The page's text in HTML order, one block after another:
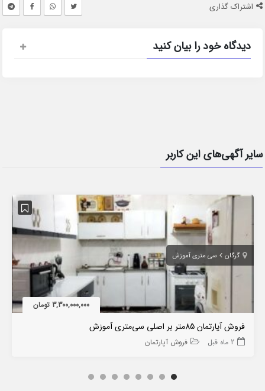
اشتراک گذاری
دیدگاه خود را بیان کنید
سایر آگهی‌های این کاربر
گرگان سی متری آموزش
3,300,000,000 تومان
فروش آپارتمان 85متر بر اصلی سی‌متری آموزش
2 ماه قبل فروش آپارتمان